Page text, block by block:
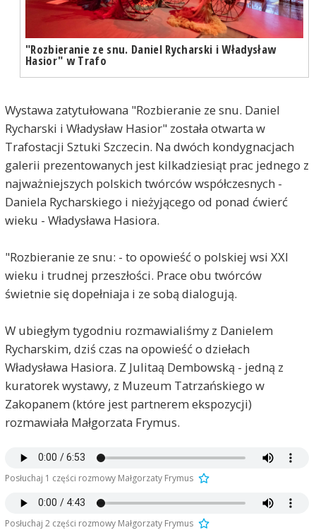
"Rozbieranie ze snu. Daniel Rycharski i Władysław
Hasior" w Trafo
Wystawa zatytułowana "Rozbieranie ze snu. Daniel
Rycharski i Władysław Hasior" została otwarta w
Trafostacji Sztuki Szczecin. Na dwóch kondygnacjach
galerii prezentowanych jest kilkadziesiąt prac jednego z
najważniejszych polskich twórców współczesnych -
Daniela Rycharskiego i nieżyjącego od ponad ćwierć
wieku - Władysława Hasiora.
"Rozbieranie ze snu: - to opowieść o polskiej wsi XXI
wieku i trudnej przeszłości. Prace obu twórców
świetnie się dopełniaja i ze sobą dialogują.
W ubiegłym tygodniu rozmawialiśmy z Danielem
Rycharskim, dziś czas na opowieść o dziełach
Władysława Hasiora. Z Julitaą Dembowską - jedną z
kuratorek wystawy, z Muzeum Tatrzańskiego w
Zakopanem (które jest partnerem ekspozycji)
rozmawiała Małgorzata Frymus.
Posłuchaj 1 części rozmowy Małgorzaty Frymus
Posłuchaj 2 części rozmowy Małgorzaty Frymus